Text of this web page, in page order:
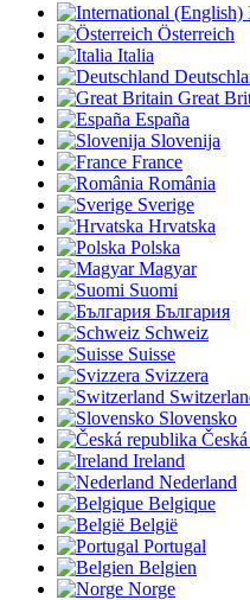
Österreich
Italia
Great
España
Slovenija
France
România
Sverige
Hrvatska
Polska
Magyar
Suomi
България
Schweiz
Suisse
Svizzera
Slovensko
Ireland
Nederland
Belgique
België
Portugal
Belgien
Norge